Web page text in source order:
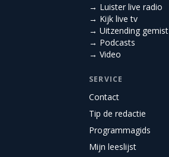
→ Luister live radio
→ Kijk live tv
→ Uitzending gemist
→ Podcasts
→ Video
SERVICE
Contact
Tip de redactie
Programmagids
Mijn leeslijst